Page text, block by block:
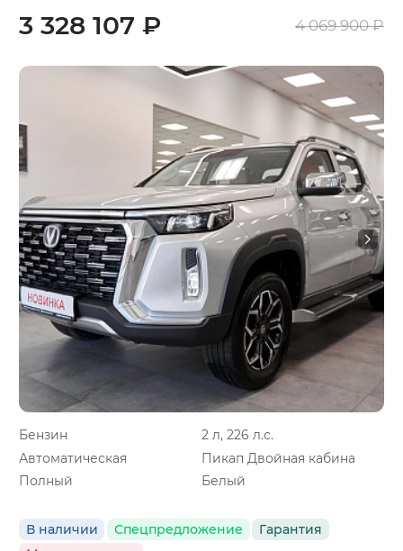
Бензин
2 л, 226 л.с.
Автоматическая
Пикап Двойная кабина
Полный
Белый
В наличии Спецпредложение
Гарантия
3 328 107 ₽ 4 069 900 ₽